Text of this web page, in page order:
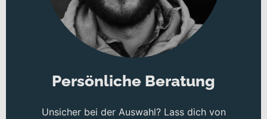
Persönliche Beratung
Unsicher bei der Auswahl? Lass dich von